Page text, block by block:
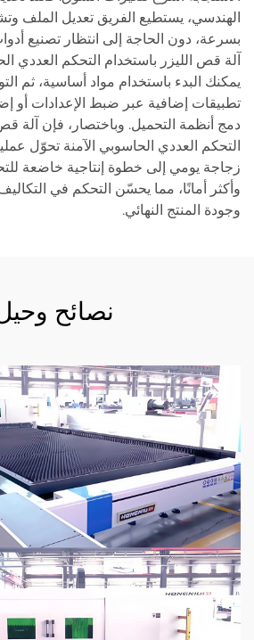
الهندسي، يستطيع الفريق تعديل الملف
بسرعة، دون الحاجة إلى انتظار تصنيع
آلة قص الليزر باستخدام التحكم العددي
يمكنك البدء باستخدام مواد أساسية، ثم
تطبيقات إضافية عبر ضبط الإعدادات أو
دمج أنظمة التحميل. وباختصار، فإن آلة
التحكم العددي الحاسوبي الآمنة تحوّل
زجاجة يومي إلى خطوة إنتاجية خاضعة
وأكثر أمانًا، مما يحسّن التحكم في
وجودة المنتج النهائي.
نصائح